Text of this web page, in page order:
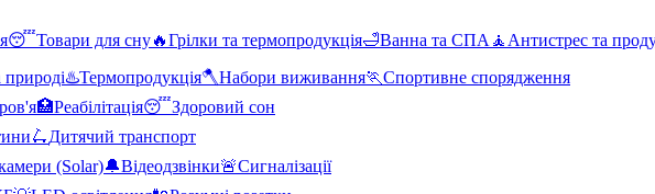
😴Товари для сну🔥Грілки та термопродукція🛁Ванна та СПА 🧘 Антистрес та
♨️Термопродукція🪓Набори виживання🏃Спортивне спорядження
🏥Реабілітація😴Здоровий сон
🛴Дитячий транспорт
(Solar)🔔Відеодзвінки🚨Сигналізації